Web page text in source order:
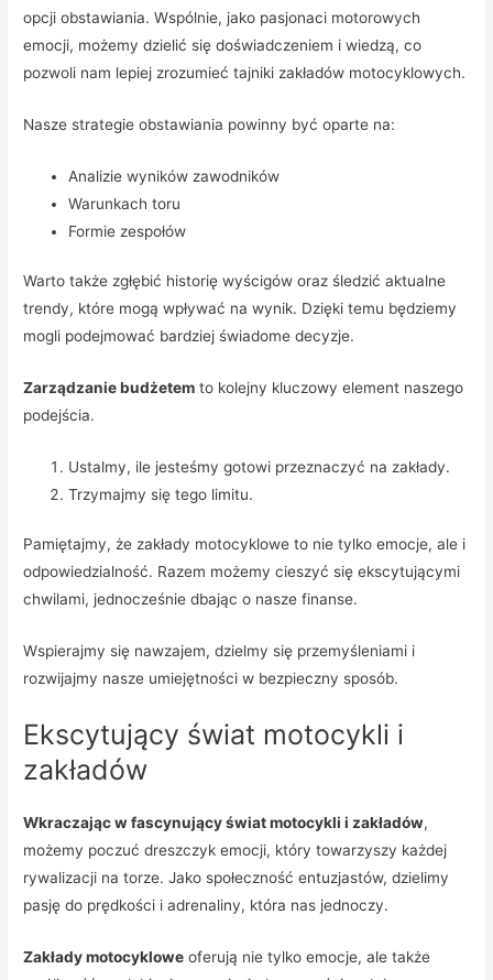
opcji obstawiania. Wspólnie, jako pasjonaci motorowych
emocji, możemy dzielić się doświadczeniem i wiedzą, co
pozwoli nam lepiej zrozumieć tajniki zakładów motocyklowych.
Nasze strategie obstawiania powinny być oparte na:
Analizie wyników zawodników
Warunkach toru
Formie zespołów
Warto także zgłębić historię wyścigów oraz śledzić aktualne
trendy, które mogą wpływać na wynik. Dzięki temu będziemy
mogli podejmować bardziej świadome decyzje.
Zarządzanie budżetem to kolejny kluczowy element naszego
podejścia.
Ustalmy, ile jesteśmy gotowi przeznaczyć na zakłady.
Trzymajmy się tego limitu.
Pamiętajmy, że zakłady motocyklowe to nie tylko emocje, ale i
odpowiedzialność. Razem możemy cieszyć się ekscytującymi
chwilami, jednocześnie dbając o nasze finanse.
Wspierajmy się nawzajem, dzielmy się przemyśleniami i
rozwijajmy nasze umiejętności w bezpieczny sposób.
Ekscytujący świat motocykli i
zakładów
Wkraczając w fascynujący świat motocykli i zakładów,
możemy poczuć dreszczyk emocji, który towarzyszy każdej
rywalizacji na torze. Jako społeczność entuzjastów, dzielimy
pasję do prędkości i adrenaliny, która nas jednoczy.
Zakłady motocyklowe oferują nie tylko emocje, ale także